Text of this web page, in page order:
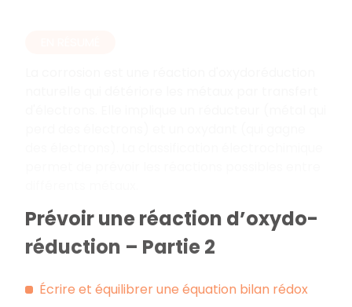
Prévoir une réaction d’oxydo-
réduction – Partie 2
Écrire et équilibrer une équation bilan rédox